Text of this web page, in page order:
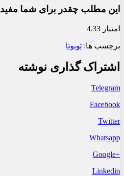
این مطلب چقدر برای شما مفید
امتیاز 4.33
برچسب ها: تویوتا
اشتراک گذاری نوشته
Telegram
Facebook
Twitter
Whatsapp
+Google
Linkedin